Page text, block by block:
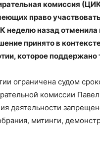
комиссия
право
назад отменила
принято в
которое
ограничена судом
комиссии
деятельности
митинги,